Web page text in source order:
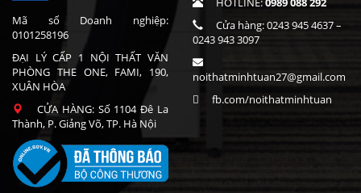
Mã số Doanh nghiệp:
0101258196
ĐẠI LÝ CẤP 1 NỘI THẤT VĂN
PHÒNG THE ONE, FAMI, 190,
XUÂN HÒA
CỬA HÀNG: Số 1104 Đê La
Thành, P. Giảng Võ, TP. Hà Nội
Cửa hàng:0243 945 4637–
0243 943 3097
noithatminhtuan27@gmail.com
fb.com/noithatminhtuan